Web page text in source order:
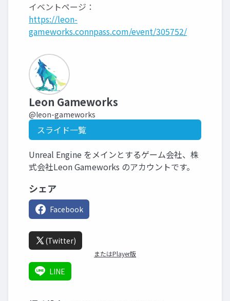
イベントページ：
https://leon-
gameworks.connpass.com/event/305752/
Leon Gameworks
@leon-gameworks
スライド一覧
Unreal Engine をメインとするゲーム会社、株
式会社Leon Gameworks のアカウントです。
シェア
Facebook
(Twitter)
またはPlayer版
LINE